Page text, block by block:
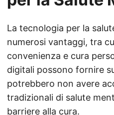
La tecnologia per la
numerosi vantaggi, tra
convenienza e cura
digitali possono fornire
potrebbero non avere
tradizionali di salute
barriere alla cura.